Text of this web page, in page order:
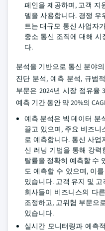
페인을 제공하며, 고객 지
델을 사용합니다. 경쟁 우
트는 대규모 통신 사업자
중소 통신 조직에 대해 시
다.
분석을 기반으로 통신 분야
진단 분석, 예측 분석, 규범
부문은 2024년 시장 점유율
예측 기간 동안 약 20%의
예측 분석은 빅 데이터 분
끌고 있으며, 주요 비즈
로 예측합니다. 통신 사업
신 러닝 기법을 통해 강력
탈률을 정확히 예측할 수
도 예측할 수 있으며, 이
있습니다. 고객 유지 및
회사들이 비즈니스의 다
조정하고, 고위험 부문으
있습니다.
실시간 모니터링과 예측